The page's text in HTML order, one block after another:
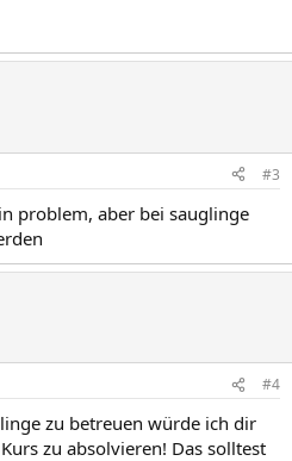
#3
problem, aber bei sauglinge
#4
zu betreuen würde ich dir
zu absolvieren! Das solltest